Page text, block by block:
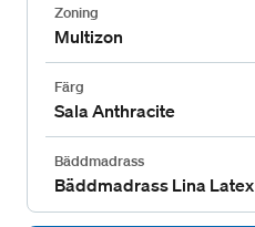
Zoning
Multizon
Färg
Sala Anthracite
Bäddmadrass
Bäddmadrass Lina Latex